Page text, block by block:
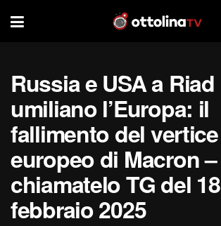
Russia e USA a Riad
umiliano l’Europa: il
fallimento del vertice
europeo di Macron
chiamatelo TG del 18
febbraio 2025